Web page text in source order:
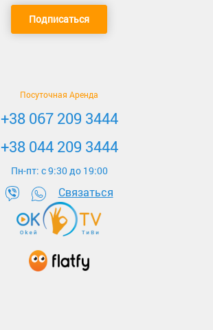
Подписаться
Посуточная Аренда
+38 067 209 3444
+38 044 209 3444
Пн-пт: c 9:30 до 19:00
Связаться